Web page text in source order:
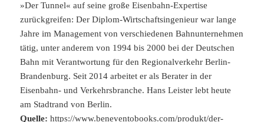
»Der Tunnel« auf seine große Eisenbahn-Expertise
zurückgreifen: Der Diplom-Wirtschaftsingenieur war lange
Jahre im Management von verschiedenen Bahnunternehmen
tätig, unter anderem von 1994 bis 2000 bei der Deutschen
Bahn mit Verantwortung für den Regionalverkehr Berlin-
Brandenburg. Seit 2014 arbeitet er als Berater in der
Eisenbahn- und Verkehrsbranche. Hans Leister lebt heute
am Stadtrand von Berlin.
Quelle: https://www.beneventobooks.com/produkt/der-